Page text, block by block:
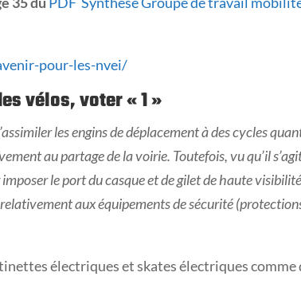
pour-les-nvei/
vélos, voter «1 »
les engins de déplacement à des cycles
au partage de la voirie. Toutefois, vu qu’il
le port du casque et de gilet de haute
aux équipements de sécurité
électriques et skates électriques comme